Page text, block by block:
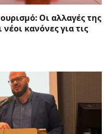
Οι αλλαγές της
νέοι κανόνες για τις